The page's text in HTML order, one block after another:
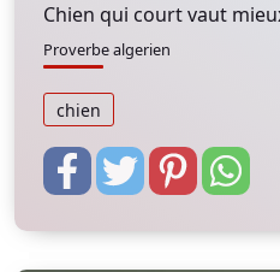
Chien qui court vaut
Proverbe algerien
chien